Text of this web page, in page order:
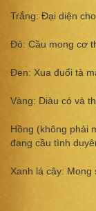
Trắng: Đại diện
Đỏ: Cầu mong cơ
Đen: Xua đuổi tà
Vàng: Diàu có và
Hồng (không phải
đang cầu tình
Xanh lá cây: Mong